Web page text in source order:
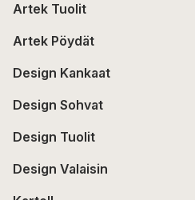
Artek Tuolit
Artek Pöydät
Design Kankaat
Design Sohvat
Design Tuolit
Design Valaisin